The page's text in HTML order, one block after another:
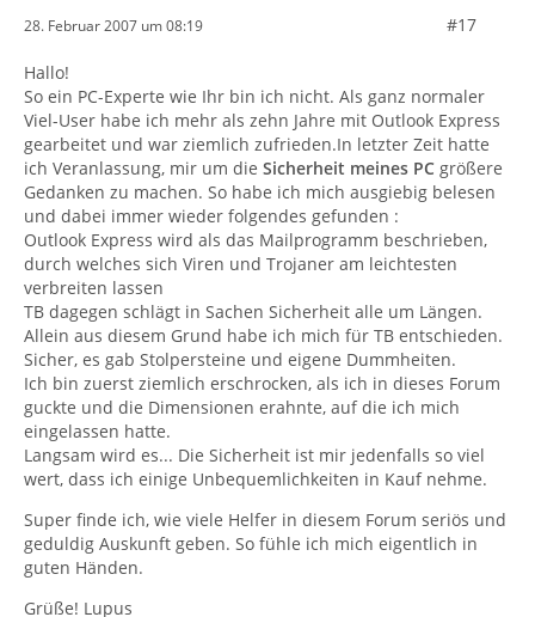
28. Februar 2007 um 08:19 #17
Hallo!
So ein PC-Experte wie Ihr bin ich nicht. Als ganz normaler
Viel-User habe ich mehr als zehn Jahre mit Outlook Express
gearbeitet und war ziemlich zufrieden.In letzter Zeit hatte
ich Veranlassung, mir um die Sicherheit meines PC größere
Gedanken zu machen. So habe ich mich ausgiebig belesen
und dabei immer wieder folgendes gefunden :
Outlook Express wird als das Mailprogramm beschrieben,
durch welches sich Viren und Trojaner am leichtesten
verbreiten lassen
TB dagegen schlägt in Sachen Sicherheit alle um Längen.
Allein aus diesem Grund habe ich mich für TB entschieden.
Sicher, es gab Stolpersteine und eigene Dummheiten.
Ich bin zuerst ziemlich erschrocken, als ich in dieses Forum
guckte und die Dimensionen erahnte, auf die ich mich
eingelassen hatte.
Langsam wird es... Die Sicherheit ist mir jedenfalls so viel
wert, dass ich einige Unbequemlichkeiten in Kauf nehme.
Super finde ich, wie viele Helfer in diesem Forum seriös und
geduldig Auskunft geben. So fühle ich mich eigentlich in
guten Händen.
Grüße! Lupus